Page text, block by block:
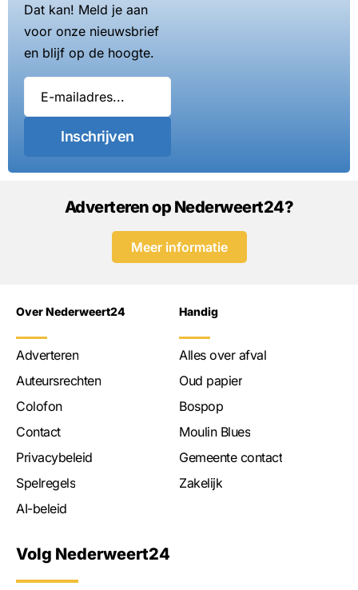
Dat kan! Meld je aan
voor onze nieuwsbrief
en blijf op de hoogte.
Inschrijven
Adverteren op Nederweert24?
Meer informatie
Over Nederweert24
Adverteren
Auteursrechten
Colofon
Contact
Privacybeleid
Spelregels
AI-beleid
Handig
Alles over afval
Oud papier
Bospop
Moulin Blues
Gemeente contact
Zakelijk
Volg Nederweert24